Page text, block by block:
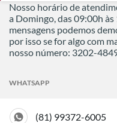
Nosso horário de
a Domingo, das 09:00h
mensagens podemos
por isso se for algo com
nosso número: 3202-
WHATSAPP
(81) 99372-6005